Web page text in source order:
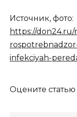
Источник, фото:
https://
infekciyah-
Оцените статью